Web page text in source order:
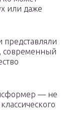
или даже
современный
— не